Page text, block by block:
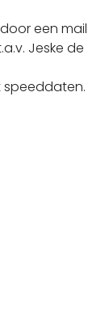
een mail
Jeske de
speeddaten.